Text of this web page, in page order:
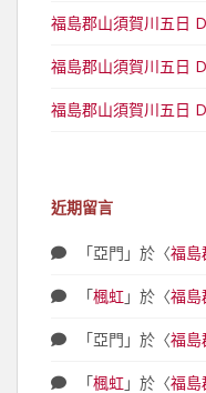
福島郡山須賀川五日
福島郡山須賀川五日
福島郡山須賀川五日
近期留言
「亞門 」於〈福島
「楓虹」於〈福島
「亞門 」於〈福島
「楓虹」於〈福島